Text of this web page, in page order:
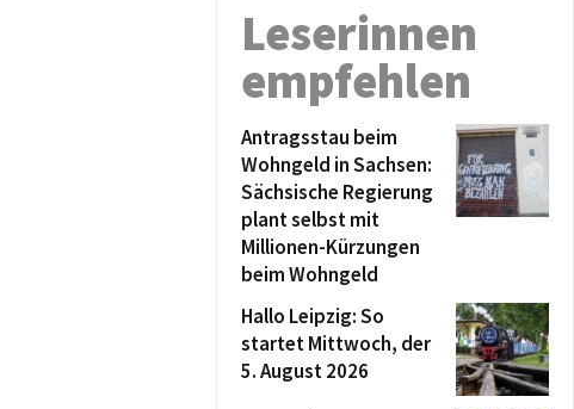
Leserinnen
empfehlen
Antragsstau beim
Wohngeld in Sachsen:
Sächsische Regierung
plant selbst mit
Millionen-Kürzungen
beim Wohngeld
Hallo Leipzig: So
startet Mittwoch, der
5. August 2026